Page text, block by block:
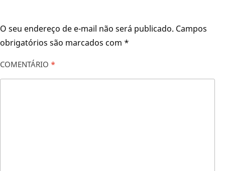
O seu endereço de e-mail não será publicado. Campos
obrigatórios são marcados com *
COMENTÁRIO *